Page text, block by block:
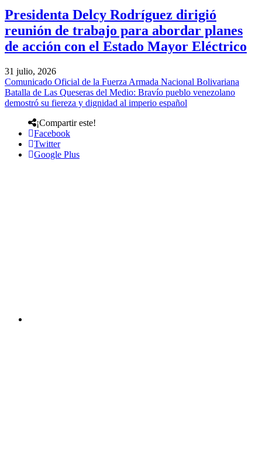
Presidenta Delcy Rodríguez dirigió
reunión de trabajo para abordar planes
de acción con el Estado Mayor Eléctrico
31 julio, 2026
Comunicado Oficial de la Fuerza Armada Nacional Bolivariana
Batalla de Las Queseras del Medio: Bravío pueblo venezolano
demostró su fiereza y dignidad al imperio español
¡Compartir este!
Facebook
Twitter
Google Plus